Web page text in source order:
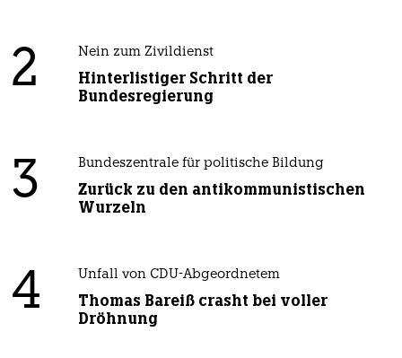
2 Nein zum Zivildienst
Hinterlistiger Schritt der
Bundesregierung
3 Bundeszentrale für politische Bildung
Zurück zu den antikommunistischen
Wurzeln
4 Unfall von CDU-Abgeordnetem
Thomas Bareiß crasht bei voller
Dröhnung